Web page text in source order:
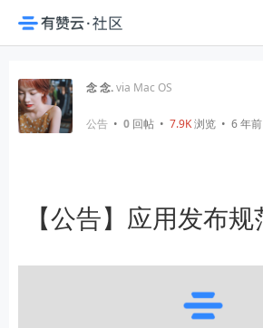
念 念.via Mac OS
公告 • 0 回帖 • 7.9K浏览 • 6 年前
【公告】应用发布